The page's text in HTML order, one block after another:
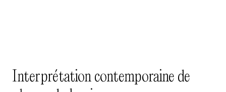
Interprétation contemporaine de